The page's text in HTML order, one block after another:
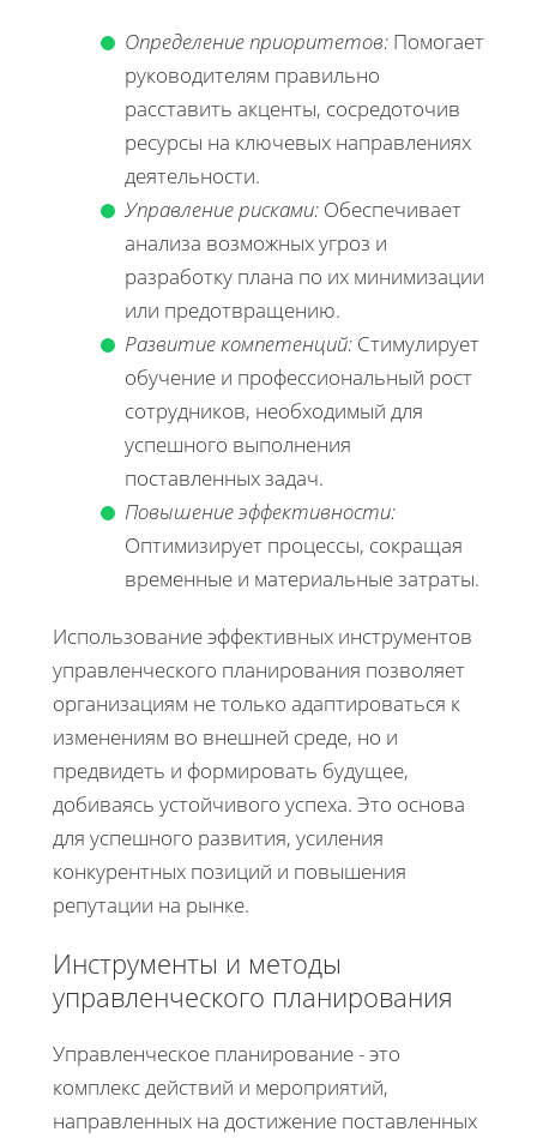
Определение приоритетов: Помогает
руководителям правильно
расставить акценты, сосредоточив
ресурсы на ключевых направлениях
деятельности.
Управление рисками: Обеспечивает
анализа возможных угроз и
разработку плана по их минимизации
или предотвращению.
Развитие компетенций: Стимулирует
обучение и профессиональный рост
сотрудников, необходимый для
успешного выполнения
поставленных задач.
Повышение эффективности:
Оптимизирует процессы, сокращая
временные и материальные затраты.
Использование эффективных инструментов
управленческого планирования позволяет
организациям не только адаптироваться к
изменениям во внешней среде, но и
предвидеть и формировать будущее,
добиваясь устойчивого успеха. Это основа
для успешного развития, усиления
конкурентных позиций и повышения
репутации на рынке.
Инструменты и методы
управленческого планирования
Управленческое планирование - это
комплекс действий и мероприятий,
направленных на достижение поставленных